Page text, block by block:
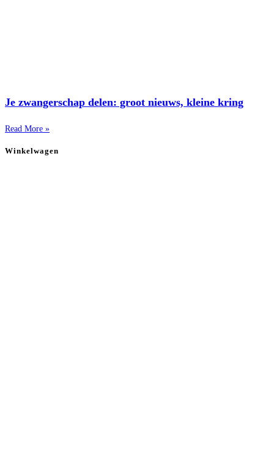
Je zwangerschap delen: groot nieuws, kleine kring
Read More »
Winkelwagen